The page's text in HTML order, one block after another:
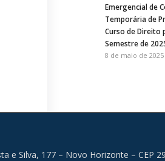
Emergencial de
Temporária de
Curso de Direito
Semestre de
8 de maio de 2025
e Silva, 177 – Novo Horizonte – CEP